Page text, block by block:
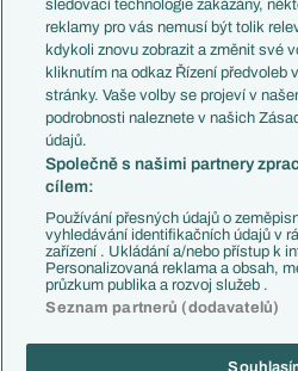
Přestupové spekulace
Zranění
Kluby
Arsenal FC
Chelsea FC
Manchester United
AC Milán
Juventus FC
Bayern Mnichov
FC Barcelona
Real Madrid
sledovací technologie zakázány,
reklamy pro vás nemusí být tolik
kdykoli znovu zobrazit a změnit své
kliknutím na odkaz Řízení předvoleb
stránky. Vaše volby se projeví v
podrobnosti naleznete v našich
údajů.
Společně s našimi partnery
cílem:
Používání přesných údajů o
vyhledávání identifikačních údajů v
zařízení . Ukládání a/nebo přístup k
Personalizovaná reklama a obsah,
průzkum publika a rozvoj služeb .
Seznam partnerů (dodavatelů)